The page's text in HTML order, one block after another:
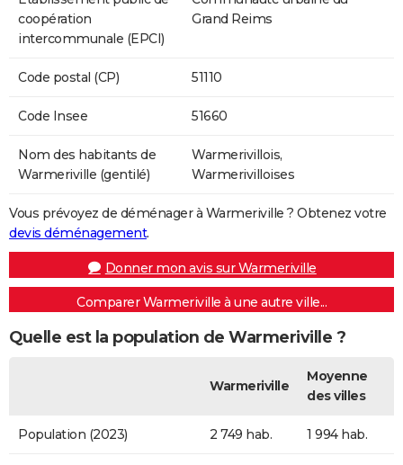
coopération
intercommunale (EPCI)
Grand Reims
Code postal (CP) 51110
Code Insee 51660
Nom des habitants de
Warmeriville (gentilé)
Warmerivillois,
Warmerivilloises
Vous prévoyez de déménager à Warmeriville ? Obtenez votre
devis déménagement.
Donner mon avis sur Warmeriville
Comparer Warmeriville à une autre ville...
Quelle est la population de Warmeriville ?
Warmeriville
Moyenne
des villes
Population (2023) 2 749 hab. 1 994 hab.